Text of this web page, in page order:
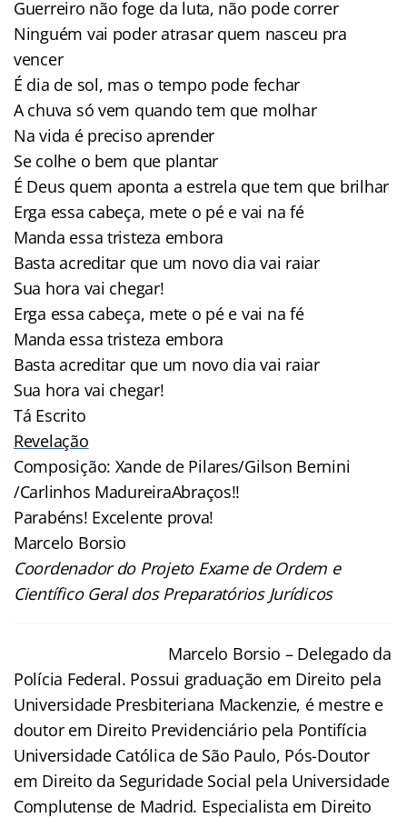
Guerreiro não foge da luta, não pode correr
Ninguém vai poder atrasar quem nasceu pra
vencer
É dia de sol, mas o tempo pode fechar
A chuva só vem quando tem que molhar
Na vida é preciso aprender
Se colhe o bem que plantar
É Deus quem aponta a estrela que tem que brilhar
Erga essa cabeça, mete o pé e vai na fé
Manda essa tristeza embora
Basta acreditar que um novo dia vai raiar
Sua hora vai chegar!
Erga essa cabeça, mete o pé e vai na fé
Manda essa tristeza embora
Basta acreditar que um novo dia vai raiar
Sua hora vai chegar!
Tá Escrito
Revelação
Composição: Xande de Pilares/Gilson Bernini
/Carlinhos MadureiraAbraços!!
Parabéns! Excelente prova!
Marcelo Borsio
Coordenador do Projeto Exame de Ordem e
Científico Geral dos Preparatórios Jurídicos
Marcelo Borsio – Delegado da
Polícia Federal. Possui graduação em Direito pela
Universidade Presbiteriana Mackenzie, é mestre e
doutor em Direito Previdenciário pela Pontifícia
Universidade Católica de São Paulo, Pós-Doutor
em Direito da Seguridade Social pela Universidade
Complutense de Madrid. Especialista em Direito